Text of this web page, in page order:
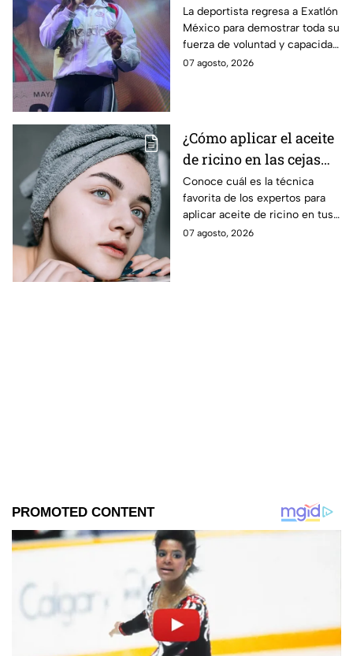
Roja que regresa en la
décima temporada de
Exatlón México?
La deportista regresa a Exatlón
México para demostrar toda su
fuerza de voluntad y capacidad
física y mental.
07 agosto, 2026
¿Cómo aplicar el aceite
de ricino en las cejas
correctamente sin
obstruir los poros de la
piel?
Conoce cuál es la técnica
favorita de los expertos para
aplicar aceite de ricino en tus
cejas y hacerlas mpás tupidas
07 agosto, 2026